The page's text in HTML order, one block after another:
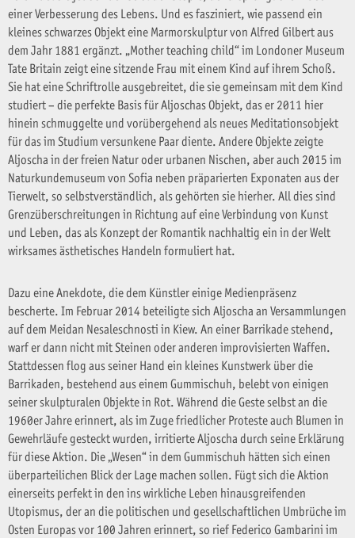
einer Verbesserung des Lebens. Und es fasziniert, wie passend ein
kleines schwarzes Objekt eine Marmorskulptur von Alfred Gilbert aus
dem Jahr 1881 ergänzt. „Mother teaching child“ im Londoner Museum
Tate Britain zeigt eine sitzende Frau mit einem Kind auf ihrem Schoß.
Sie hat eine Schriftrolle ausgebreitet, die sie gemeinsam mit dem Kind
studiert – die perfekte Basis für Aljoschas Objekt, das er 2011 hier
hinein schmuggelte und vorübergehend als neues Meditationsobjekt
für das im Studium versunkene Paar diente. Andere Objekte zeigte
Aljoscha in der freien Natur oder urbanen Nischen, aber auch 2015 im
Naturkundemuseum von Sofia neben präparierten Exponaten aus der
Tierwelt, so selbstverständlich, als gehörten sie hierher. All dies sind
Grenzüberschreitungen in Richtung auf eine Verbindung von Kunst
und Leben, das als Konzept der Romantik nachhaltig ein in der Welt
wirksames ästhetisches Handeln formuliert hat.
Dazu eine Anekdote, die dem Künstler einige Medienpräsenz
bescherte. Im Februar 2014 beteiligte sich Aljoscha an Versammlungen
auf dem Meidan Nesaleschnosti in Kiew. An einer Barrikade stehend,
warf er dann nicht mit Steinen oder anderen improvisierten Waffen.
Stattdessen flog aus seiner Hand ein kleines Kunstwerk über die
Barrikaden, bestehend aus einem Gummischuh, belebt von einigen
seiner skulpturalen Objekte in Rot. Während die Geste selbst an die
1960er Jahre erinnert, als im Zuge friedlicher Proteste auch Blumen in
Gewehrläufe gesteckt wurden, irritierte Aljoscha durch seine Erklärung
für diese Aktion. Die „Wesen“ in dem Gummischuh hätten sich einen
überparteilichen Blick der Lage machen sollen. Fügt sich die Aktion
einerseits perfekt in den ins wirkliche Leben hinausgreifenden
Utopismus, der an die politischen und gesellschaftlichen Umbrüche im
Osten Europas vor 100 Jahren erinnert, so rief Federico Gambarini im